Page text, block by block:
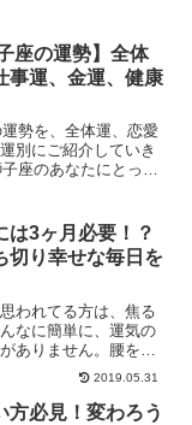
座の運勢】全体
事運、金運、健康
勢を、全体運、恋愛
別にご紹介していき
座のあなたにとって
は3ヶ月必要！？
切り幸せな毎日を
われてる方は、焦る
なに簡単に、運気の
ありません。腰を据
気を手放し、その後
練習をしてみません
2019.05.31
方必見！変わろう